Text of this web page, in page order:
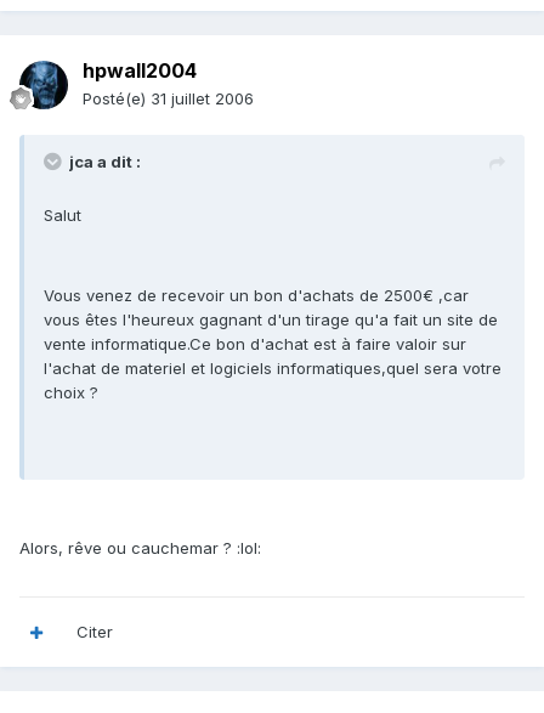
hpwall2004
Posté(e) 31 juillet 2006
jca a dit :
Salut
Vous venez de recevoir un bon d'achats de 2500€ ,car
vous êtes l'heureux gagnant d'un tirage qu'a fait un site de
vente informatique.Ce bon d'achat est à faire valoir sur
l'achat de materiel et logiciels informatiques,quel sera votre
choix ?
Alors, rêve ou cauchemar ? :lol:
Citer